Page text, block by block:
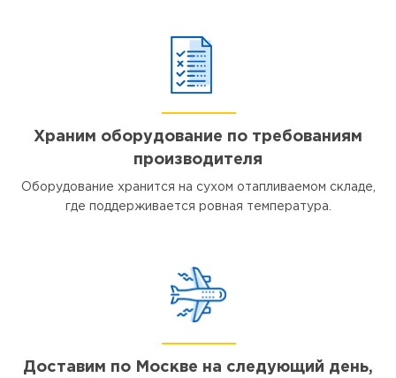
Храним оборудование по требованиям
производителя
Оборудование хранится на сухом отапливаемом складе,
где поддерживается ровная температура.
Доставим по Москве на следующий день,